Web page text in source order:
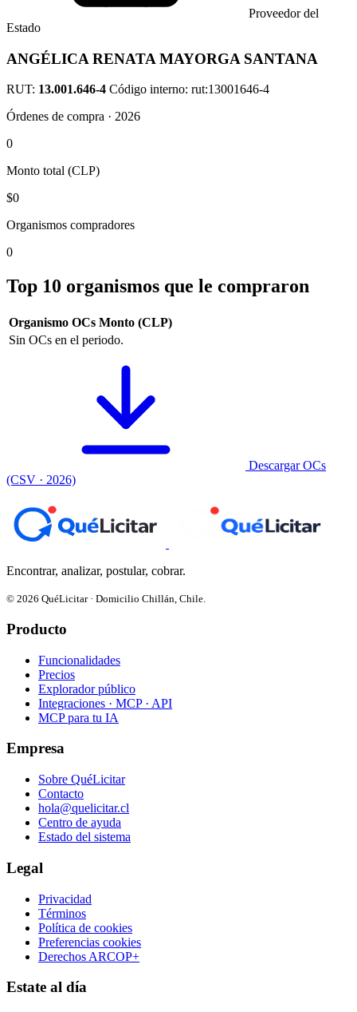
Proveedor del
Estado
ANGÉLICA RENATA MAYORGA SANTANA
RUT: 13.001.646-4 Código interno: rut:13001646-4
Órdenes de compra · 2026
0
Monto total (CLP)
$0
Organismos compradores
0
Top 10 organismos que le compraron
Organismo OCs Monto (CLP)
Sin OCs en el periodo.
Descargar OCs
(CSV · 2026)
Encontrar, analizar, postular, cobrar.
© 2026 QuéLicitar · Domicilio Chillán, Chile.
Producto
Funcionalidades
Precios
Explorador público
Integraciones · MCP · API
MCP para tu IA
Empresa
Sobre QuéLicitar
Contacto
hola@quelicitar.cl
Centro de ayuda
Estado del sistema
Legal
Privacidad
Términos
Política de cookies
Preferencias cookies
Derechos ARCOP+
Estate al día